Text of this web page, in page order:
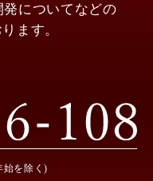
発についてなどの
ます。
始を除く)